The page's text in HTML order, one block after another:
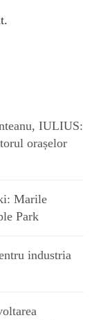
IULIUS:
orașelor
Marile
Park
industria